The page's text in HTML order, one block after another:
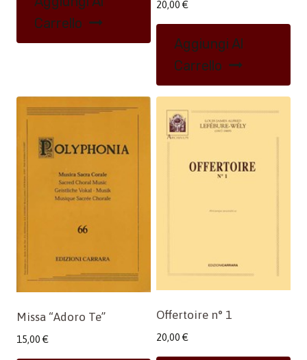
Carrello
20,00 €
Aggiungi Al
Carrello
Missa “Adoro Te”
15,00 €
Offertoire n° 1
20,00 €